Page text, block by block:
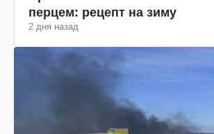
перцем: рецепт на зиму
2 дня назад